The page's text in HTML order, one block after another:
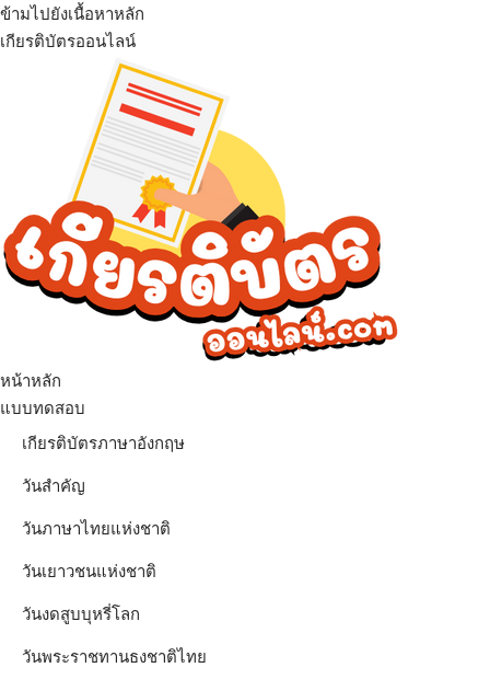
ข้ามไปยังเนื้อหาหลัก
เกียรติบัตรออนไลน์
เมนู
หน้าหลัก
แบบทดสอบ
เกียรติบัตรภาษาอังกฤษ
วันสำคัญ
วันภาษาไทยแห่งชาติ
วันเยาวชนแห่งชาติ
วันงดสูบบุหรี่โลก
วันพระราชทานธงชาติไทย